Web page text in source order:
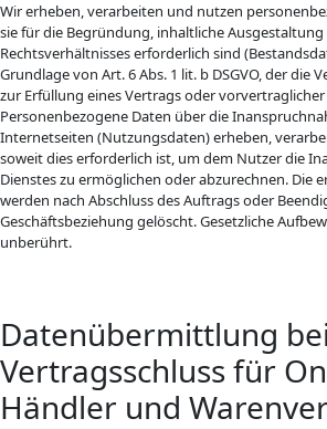
Wir erheben, verarbeiten und nutzen
sie für die Begründung, inhaltliche
Rechtsverhältnisses erforderlich sind
Grundlage von Art. 6 Abs. 1 lit. b DSGVO, der die
zur Erfüllung eines Vertrags oder
Personenbezogene Daten über die
Internetseiten (Nutzungsdaten) erheben,
soweit dies erforderlich ist, um dem Nutzer die
Dienstes zu ermöglichen oder abzurechnen. Die
werden nach Abschluss des Auftrags oder
Geschäftsbeziehung gelöscht. Gesetzliche
unberührt.
Datenübermittlung bei
Vertragsschluss für
Händler und